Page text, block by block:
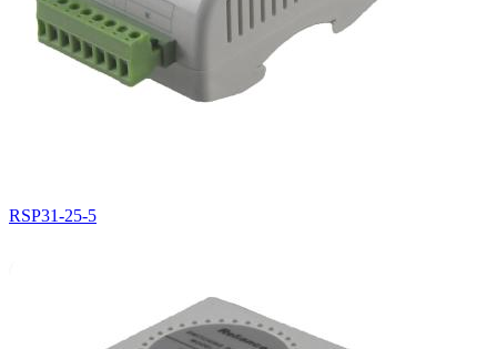
RSP31-25-5